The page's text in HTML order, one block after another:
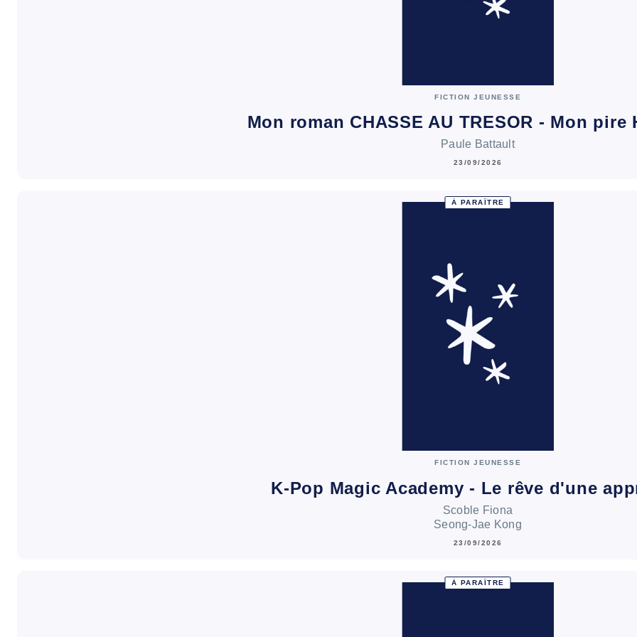
FICTION JEUNESSE
Mon roman CHASSE AU TRESOR - Mon
Paule Battault
23/09/2026
À PARAÎTRE
FICTION JEUNESSE
K-Pop Magic Academy - Le rêve d'une
Scoble Fiona
Seong-Jae Kong
23/09/2026
À PARAÎTRE